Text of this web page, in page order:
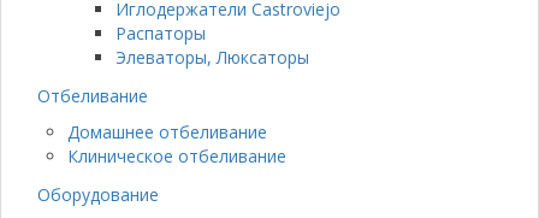
Иглодержатели Castroviejo
Распаторы
Элеваторы, Люксаторы
Отбеливание
Домашнее отбеливание
Клиническое отбеливание
Оборудование